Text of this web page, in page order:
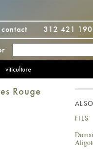
contact 312 421
viticulture
Rouge
FILS